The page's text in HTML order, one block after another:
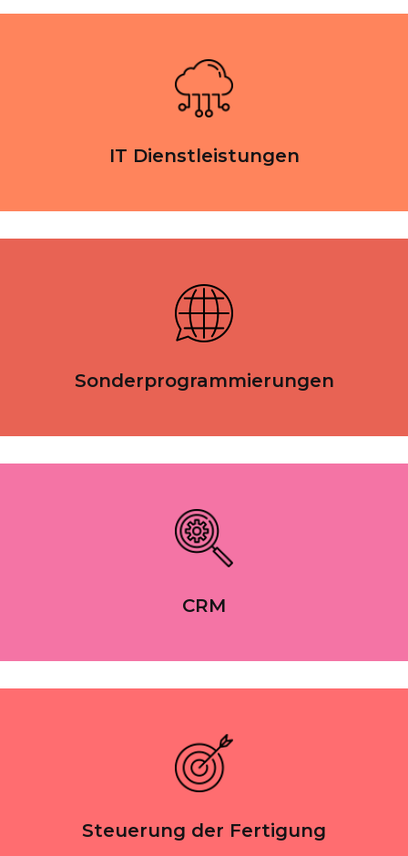
IT Dienstleistungen
Sonderprogrammierungen
CRM
Steuerung der Fertigung